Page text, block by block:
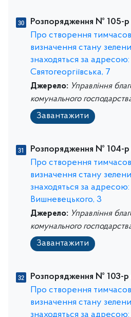
Розпорядження № 105-р
Про створення
визначення стану
знаходяться за адресою:
Святогеоргіївська, 7
Джерело: Управління
комунального
Завантажити
Розпорядження № 104-р
Про створення
визначення стану
знаходяться за
Вишневецького, 3
Джерело: Управління
комунального
Завантажити
Розпорядження № 103-р
Про створення
визначення стану
знаходяться за